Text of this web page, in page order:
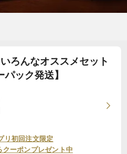
ろんなオススメセット
ック発送】
リ初回注文限定
クーポンプレゼント中